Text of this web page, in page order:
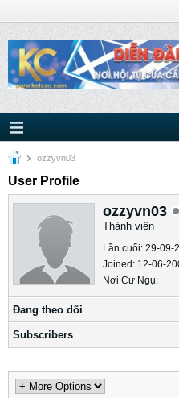
ozzyvn03
User Profile
ozzyvn03
Thành viên
Lần cuối: 29-09-
Joined: 12-06-
Nơi Cư Ngụ:
Ðang theo dõi
Subscribers